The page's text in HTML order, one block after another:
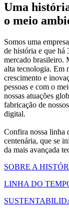
Uma
o meio
Somos uma
de história e que há
mercado brasileiro.
alta tecnologia. Em
crescimento e
pessoas e com o
nossas atuações
fabricação de
digital.
Confira nossa linha
centenária, que se
da mais avançada
SOBRE A
LINHA DO